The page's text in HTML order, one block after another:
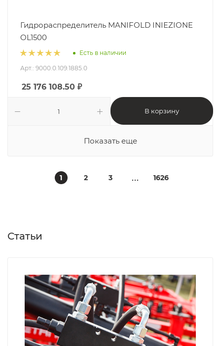
Гидрораспределитель MANIFOLD INIEZIONE
OL1500
Есть в наличии
Арт.: 9000.0.109.1885.0
25 176 108.50 ₽
В корзину
Показать еще
1 2 3 1626
Статьи